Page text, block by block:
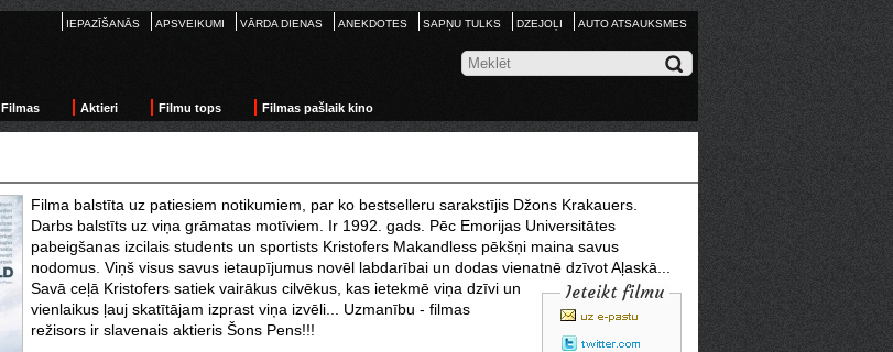
IEPAZĪŠANĀS APSVEIKUMI VĀRDA DIENAS ANEKDOTES SAPŅU TULKS DZEJOĻI AUTO ATSAUKSMES
Filmas Aktieri Filmu tops Filmas pašlaik kino
Filma balstīta uz patiesiem notikumiem, par ko bestselleru sarakstījis Džons Krakauers.
Darbs balstīts uz viņa grāmatas motīviem. Ir 1992. gads. Pēc Emorijas Universitātes
pabeigšanas izcilais students un sportists Kristofers Makandless pēkšņi maina savus
nodomus. Viņš visus savus ietaupījumus novēl labdarībai un dodas vienatnē dzīvot Aļaskā...
Savā ceļā Kristofers satiek vairākus cilvēkus, kas ietekmē viņa dzīvi un
vienlaikus ļauj skatītājam izprast viņa izvēli... Uzmanību - filmas
režisors ir slavenais aktieris Šons Pens!!!
Ieteikt filmu